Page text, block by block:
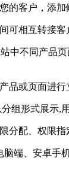
的客户，添
可相互转接
中不同产品
品或页面进
组形式展示,
分配、权限指
脑端、安卓手